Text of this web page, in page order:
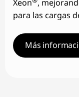
Xeon ,
para las cargas
Más